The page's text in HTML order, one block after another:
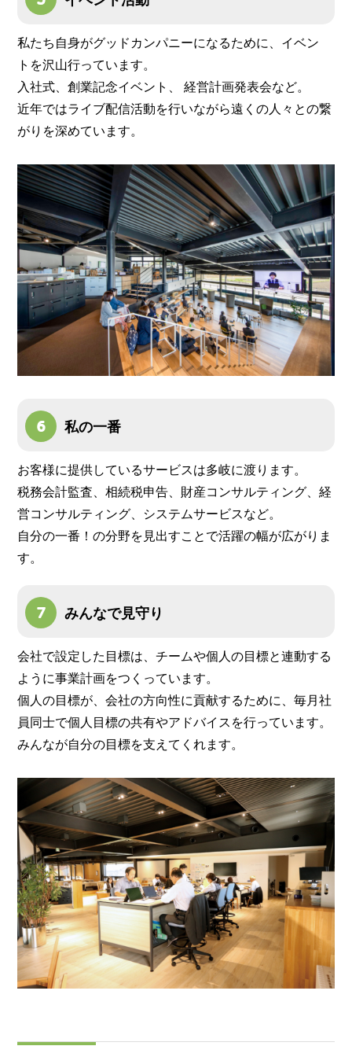
私たち自身がグッドカンパニーになるために、イベン
トを沢山行っています。
入社式、創業記念イベント、 経営計画発表会など。
近年ではライブ配信活動を行いながら遠くの人々との繋
がりを深めています。
私の一番
お客様に提供しているサービスは多岐に渡ります。
税務会計監査、相続税申告、財産コンサルティング、経
営コンサルティング、システムサービスなど。
自分の一番！の分野を見出すことで活躍の幅が広がりま
す。
みんなで見守り
会社で設定した目標は、チームや個人の目標と連動する
ように事業計画をつくっています。
個人の目標が、会社の方向性に貢献するために、毎月社
員同士で個人目標の共有やアドバイスを行っています。
みんなが自分の目標を支えてくれます。